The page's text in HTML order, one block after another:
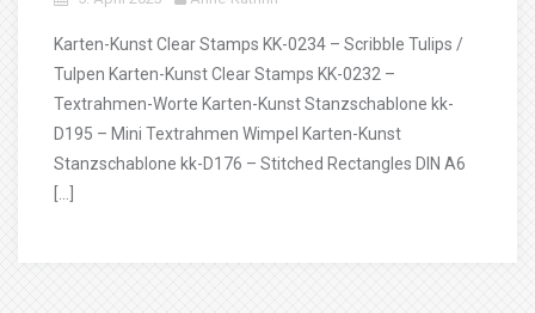
Karten-Kunst Clear Stamps KK-0234 – Scribble Tulips /
Tulpen Karten-Kunst Clear Stamps KK-0232 –
Textrahmen-Worte Karten-Kunst Stanzschablone kk-
D195 – Mini Textrahmen Wimpel Karten-Kunst
Stanzschablone kk-D176 – Stitched Rectangles DIN A6